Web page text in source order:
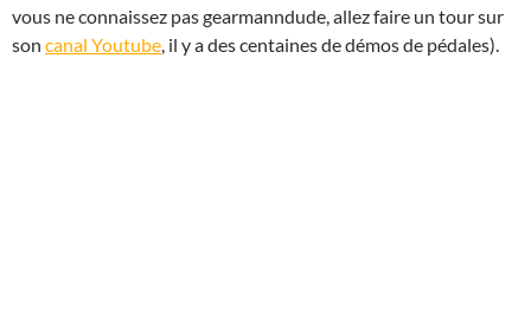
vous ne connaissez pas gearmanndude, allez faire un tour sur
son canal Youtube, il y a des centaines de démos de pédales).